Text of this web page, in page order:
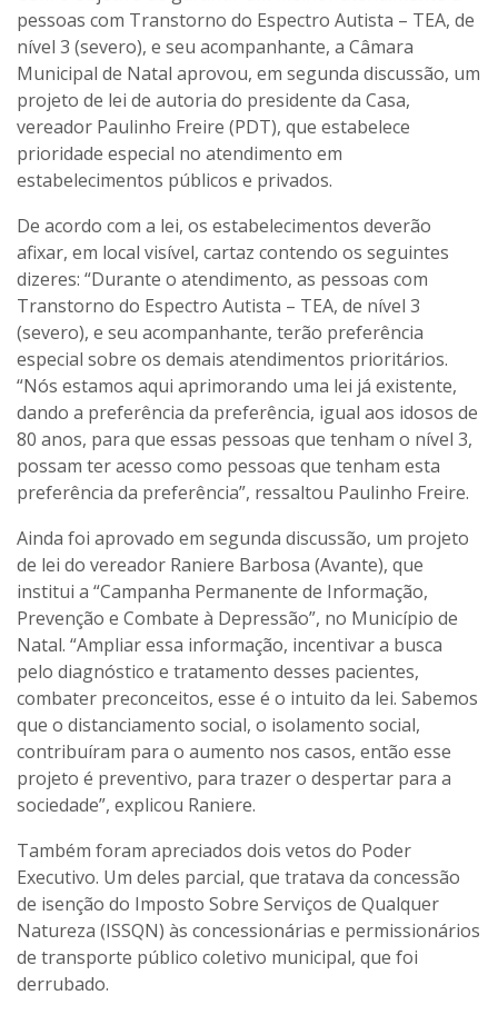
pessoas com Transtorno do Espectro Autista – TEA, de
nível 3 (severo), e seu acompanhante, a Câmara
Municipal de Natal aprovou, em segunda discussão, um
projeto de lei de autoria do presidente da Casa,
vereador Paulinho Freire (PDT), que estabelece
prioridade especial no atendimento em
estabelecimentos públicos e privados.
De acordo com a lei, os estabelecimentos deverão
afixar, em local visível, cartaz contendo os seguintes
dizeres: “Durante o atendimento, as pessoas com
Transtorno do Espectro Autista – TEA, de nível 3
(severo), e seu acompanhante, terão preferência
especial sobre os demais atendimentos prioritários.
“Nós estamos aqui aprimorando uma lei já existente,
dando a preferência da preferência, igual aos idosos de
80 anos, para que essas pessoas que tenham o nível 3,
possam ter acesso como pessoas que tenham esta
preferência da preferência”, ressaltou Paulinho Freire.
Ainda foi aprovado em segunda discussão, um projeto
de lei do vereador Raniere Barbosa (Avante), que
institui a “Campanha Permanente de Informação,
Prevenção e Combate à Depressão”, no Município de
Natal. “Ampliar essa informação, incentivar a busca
pelo diagnóstico e tratamento desses pacientes,
combater preconceitos, esse é o intuito da lei. Sabemos
que o distanciamento social, o isolamento social,
contribuíram para o aumento nos casos, então esse
projeto é preventivo, para trazer o despertar para a
sociedade”, explicou Raniere.
Também foram apreciados dois vetos do Poder
Executivo. Um deles parcial, que tratava da concessão
de isenção do Imposto Sobre Serviços de Qualquer
Natureza (ISSQN) às concessionárias e permissionários
de transporte público coletivo municipal, que foi
derrubado.